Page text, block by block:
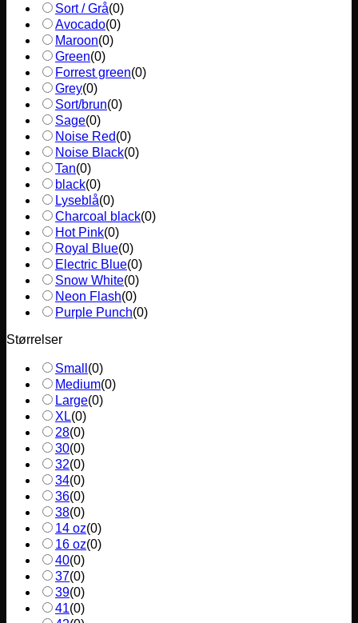
Sort / Grå(0)
Avocado(0)
Maroon(0)
Green(0)
Forrest green(0)
Grey(0)
Sort/brun(0)
Sage(0)
Noise Red(0)
Noise Black(0)
Tan(0)
black(0)
Lyseblå(0)
Charcoal black(0)
Hot Pink(0)
Royal Blue(0)
Electric Blue(0)
Snow White(0)
Neon Flash(0)
Purple Punch(0)
Størrelser
Small (0)
Medium(0)
Large(0)
XL(0)
28(0)
30(0)
32(0)
34(0)
36(0)
38(0)
14 oz(0)
16 oz(0)
40(0)
37(0)
39(0)
41(0)